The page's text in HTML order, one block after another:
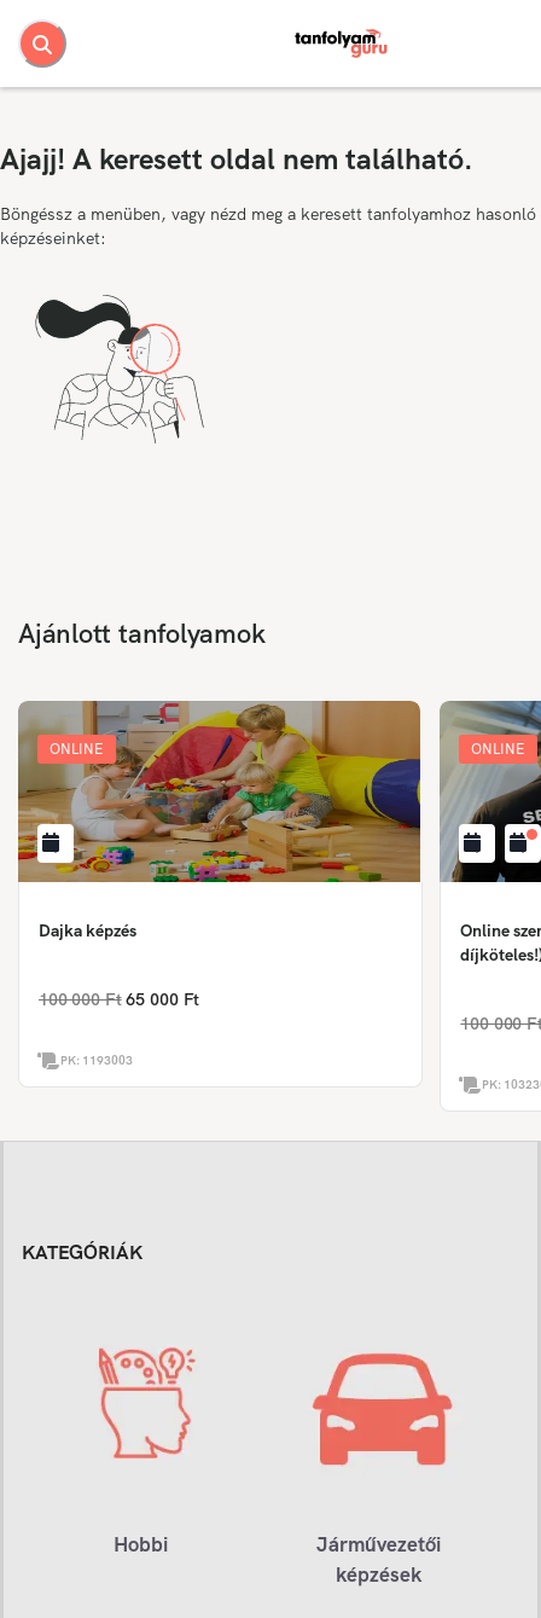
Ajajj! A keresett oldal nem található.
Böngéssz a menüben, vagy nézd meg a keresett tanfolyamhoz hasonló
képzéseinket:
Ajánlott tanfolyamok
ONLINE
Dajka képzés
100 000 Ft 65 000 Ft
PK: 1193003
ONLINE
Online
100 000
PK:
KATEGÓRIÁK
Hobbi
Járművezetői
képzések